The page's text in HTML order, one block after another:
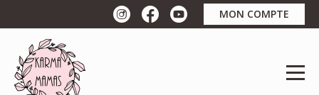
MON COMPTE